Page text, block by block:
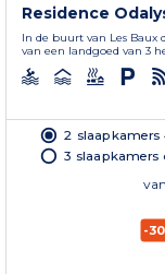
Residence
In de buurt van Les Baux
van een landgoed van 3
2
3 slaapkamers
van
-